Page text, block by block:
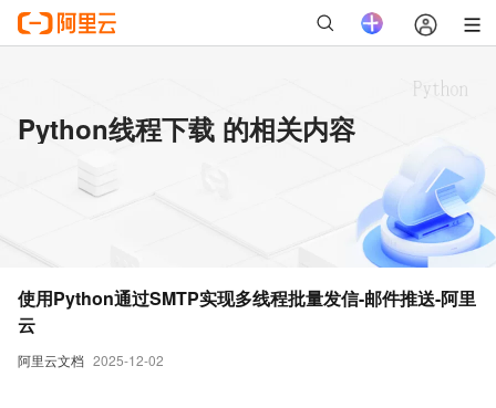
Python线程下载 的相关内容
阿里云文档 2025-12-02
使用Python通过SMTP实现多线程批量发信-邮件推送-阿里
云